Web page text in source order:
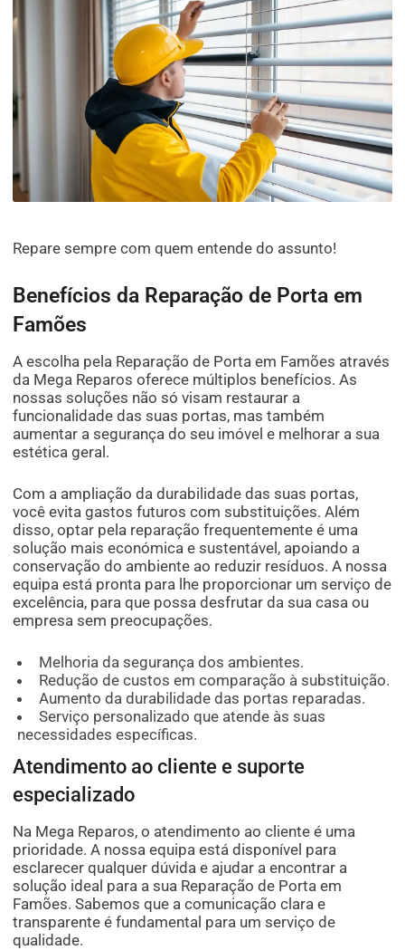
Repare sempre com quem entende do assunto!
Benefícios da Reparação de Porta em
Famões
A escolha pela Reparação de Porta em Famões através
da Mega Reparos oferece múltiplos benefícios. As
nossas soluções não só visam restaurar a
funcionalidade das suas portas, mas também
aumentar a segurança do seu imóvel e melhorar a sua
estética geral.
Com a ampliação da durabilidade das suas portas,
você evita gastos futuros com substituições. Além
disso, optar pela reparação frequentemente é uma
solução mais económica e sustentável, apoiando a
conservação do ambiente ao reduzir resíduos. A nossa
equipa está pronta para lhe proporcionar um serviço de
excelência, para que possa desfrutar da sua casa ou
empresa sem preocupações.
Melhoria da segurança dos ambientes.
Redução de custos em comparação à substituição.
Aumento da durabilidade das portas reparadas.
Serviço personalizado que atende às suas
necessidades específicas.
Atendimento ao cliente e suporte
especializado
Na Mega Reparos, o atendimento ao cliente é uma
prioridade. A nossa equipa está disponível para
esclarecer qualquer dúvida e ajudar a encontrar a
solução ideal para a sua Reparação de Porta em
Famões. Sabemos que a comunicação clara e
transparente é fundamental para um serviço de
qualidade.